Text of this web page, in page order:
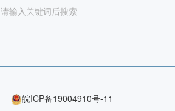
请输入关键词后搜索
皖ICP备19004910号-11